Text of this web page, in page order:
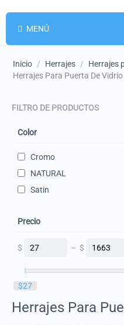
MENÚ
Inicio / Herrajes / Herrajes
Herrajes Para Puerta De Vidrio
FILTRO DE PRODUCTOS
Color
Cromo
NATURAL
Satin
Precio
$ – $
‎$27
Herrajes Para